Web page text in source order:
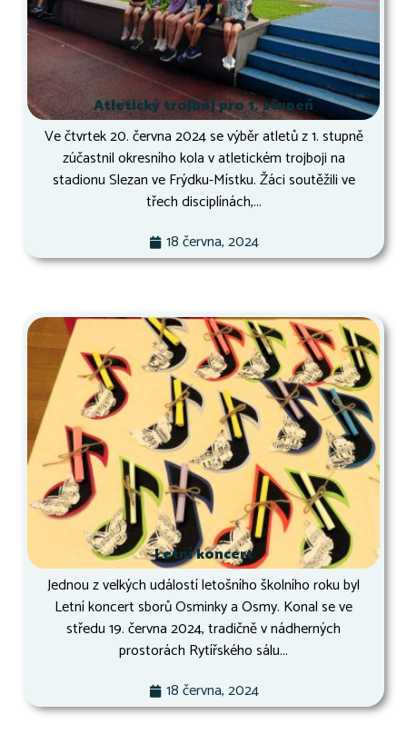
Atletický trojboj pro 1. stupeň
Ve čtvrtek 20. června 2024 se výběr atletů z 1. stupně
zúčastnil okresního kola v atletickém trojboji na
stadionu Slezan ve Frýdku-Místku. Žáci soutěžili ve
třech disciplínách,...
18 června, 2024
Letní koncert
Jednou z velkých událostí letošního školního roku byl
Letní koncert sborů Osminky a Osmy. Konal se ve
středu 19. června 2024, tradičně v nádherných
prostorách Rytířského sálu...
18 června, 2024